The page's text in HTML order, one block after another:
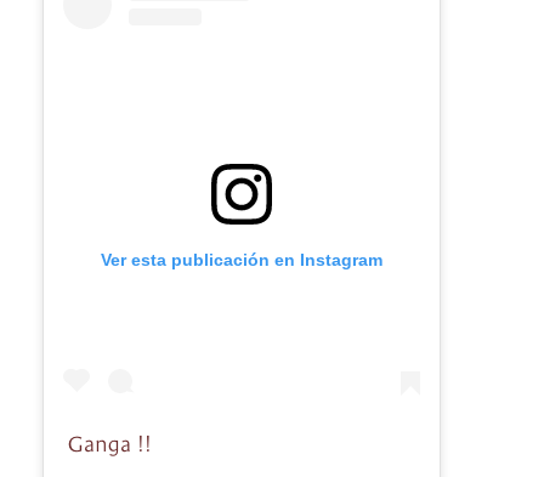
Ver esta publicación en Instagram
Ganga !!